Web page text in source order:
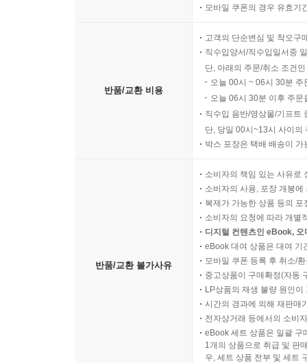
모바일 쿠폰의 경우 유효기
반품/교환 비용
고객의 단순변심 및 착오구
직수입양서/직수입일서중
단, 아래의 주문/취소 조건
오늘 00시 ~ 06시 30분
오늘 06시 30분 이후 주
직수입 음반/영상물/기프트
단, 당일 00시~13시 사이의
박스 포장은 택배 배송이
반품/교환 불가사유
소비자의 책임 있는 사유로
소비자의 사용, 포장 개봉
복제가 가능한 상품 등의
소비자의 요청에 따라 개별
디지털 컨텐츠인 eBook,
eBook 대여 상품은 대여 기
모바일 쿠폰 등록 후 취소/
중고상품이 구매확정(자동
LP상품의 재생 불량 원인
시간의 경과에 의해 재판매
전자상거래 등에서의 소비
eBook 세트 상품은 일괄 구
1개의 상품으로 취급 및 판
우, 세트 상품 전부 및 세트